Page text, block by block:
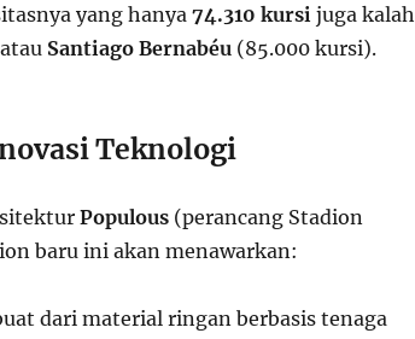
yang hanya74.310 kursijuga kalah
Santiago Bernabéu(85.000 kursi).
Teknologi
Populous(perancang Stadion
baru ini akan menawarkan:
dari material ringan berbasis tenaga